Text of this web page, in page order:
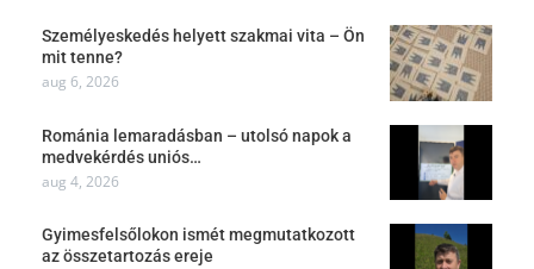
Személyeskedés helyett szakmai vita – Ön
mit tenne?
aug 6, 2026
Románia lemaradásban – utolsó napok a
medvekérdés uniós…
aug 4, 2026
Gyimesfelsőlokon ismét megmutatkozott
az összetartozás ereje